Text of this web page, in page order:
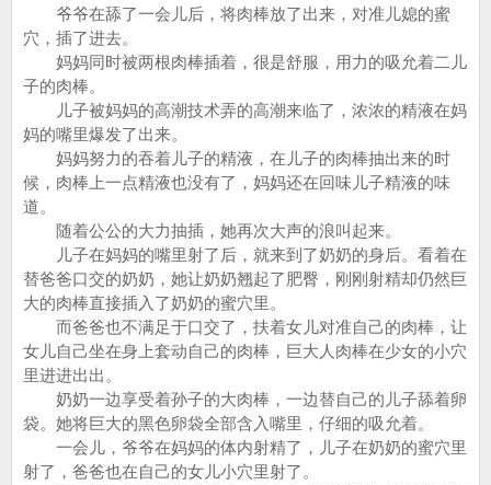
爷爷在舔了一会儿后，将肉棒放了出来，对准儿媳的蜜
穴，插了进去。
妈妈同时被两根肉棒插着，很是舒服，用力的吸允着二儿
子的肉棒。
儿子被妈妈的高潮技术弄的高潮来临了，浓浓的精液在妈
妈的嘴里爆发了出来。
妈妈努力的吞着儿子的精液，在儿子的肉棒抽出来的时
候，肉棒上一点精液也没有了，妈妈还在回味儿子精液的味
道。
随着公公的大力抽插，她再次大声的浪叫起来。
儿子在妈妈的嘴里射了后，就来到了奶奶的身后。看着在
替爸爸口交的奶奶，她让奶奶翘起了肥臀，刚刚射精却仍然巨
大的肉棒直接插入了奶奶的蜜穴里。
而爸爸也不满足于口交了，扶着女儿对准自己的肉棒，让
女儿自己坐在身上套动自己的肉棒，巨大人肉棒在少女的小穴
里进进出出。
奶奶一边享受着孙子的大肉棒，一边替自己的儿子舔着卵
袋。她将巨大的黑色卵袋全部含入嘴里，仔细的吸允着。
一会儿，爷爷在妈妈的体内射精了，儿子在奶奶的蜜穴里
射了，爸爸也在自己的女儿小穴里射了。